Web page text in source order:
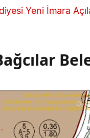
Yeni İmara